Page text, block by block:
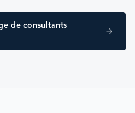
de consultants